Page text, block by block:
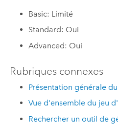
Basic: Limité
Standard: Oui
Advanced: Oui
Rubriques connexes
Présentation générale
Vue d'ensemble du jeu
Rechercher un outil de